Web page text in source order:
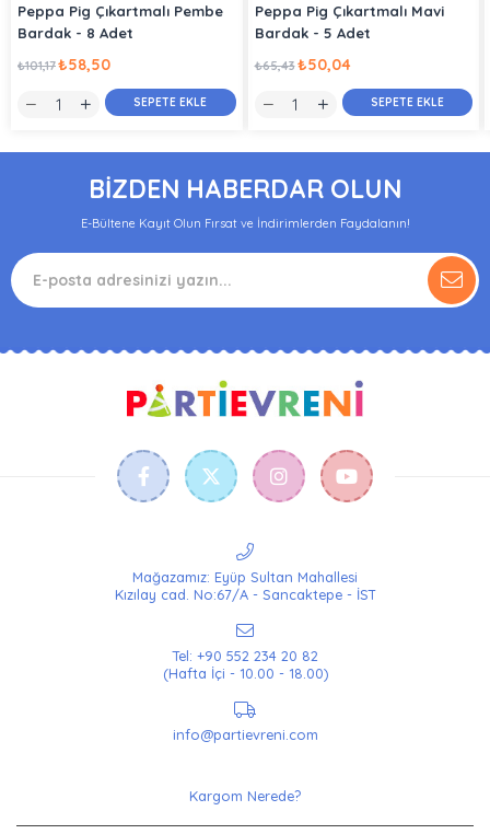
Peppa Pig Çıkartmalı Pembe
Bardak - 8 Adet
₺58,50
₺101,17
SEPETE EKLE
Peppa Pig Çıkartmalı Mavi
Bardak - 5 Adet
₺50,04
₺65,43
SEPETE EKLE
BİZDEN HABERDAR OLUN
E-Bültene Kayıt Olun Fırsat ve İndirimlerden Faydalanın!
Mağazamız: Eyüp Sultan Mahallesi
Kızılay cad. No:67/A - Sancaktepe - İST
Tel: +90 552 234 20 82
(Hafta İçi - 10.00 - 18.00)
info@partievreni.com
Kargom Nerede?